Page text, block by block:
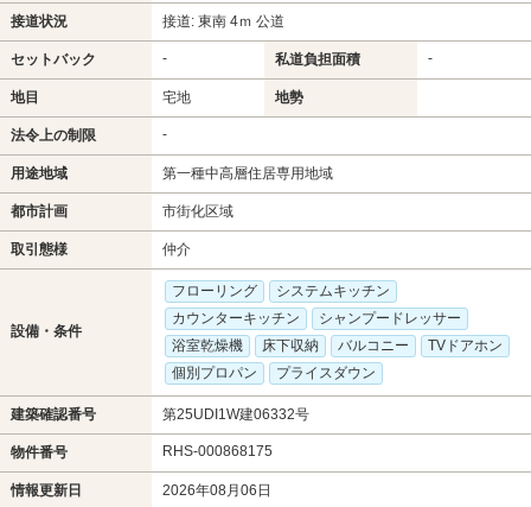
接道状況 接道: 東南 4ｍ 公道
セットバック - 私道負担面積 -
地目 宅地 地勢
法令上の制限 -
用途地域 第一種中高層住居専用地域
都市計画 市街化区域
取引態様 仲介
設備・条件
フローリング
システムキッチン
カウンターキッチン
シャンプードレッサー
浴室乾燥機
床下収納 バルコニー
TVドアホン
個別プロパン
プライスダウン
建築確認番号 第25UDI1W建06332号
物件番号 RHS-000868175
情報更新日 2026年08月06日